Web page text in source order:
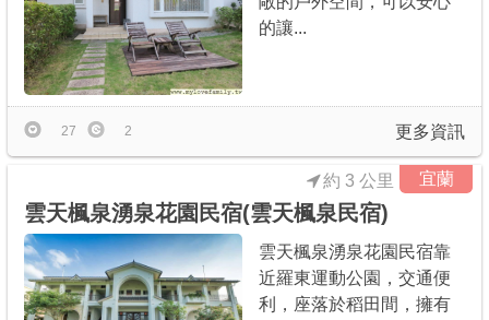
的讓...
更多資訊
27 2
宜蘭
雲天楓泉湧泉花園民宿(雲天楓泉民宿)
約 3 公里
雲天楓泉湧泉花園民宿靠
近羅東運動公園，交通便
利，座落於稻田間，擁有